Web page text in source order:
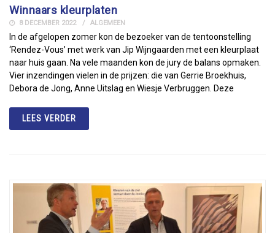
Winnaars kleurplaten
8 DECEMBER 2022 ALGEMEEN
In de afgelopen zomer kon de bezoeker van de tentoonstelling
‘Rendez-Vous’ met werk van Jip Wijngaarden met een kleurplaat
naar huis gaan. Na vele maanden kon de jury de balans opmaken.
Vier inzendingen vielen in de prijzen: die van Gerrie Broekhuis,
Debora de Jong, Anne Uitslag en Wiesje Verbruggen. Deze
LEES VERDER